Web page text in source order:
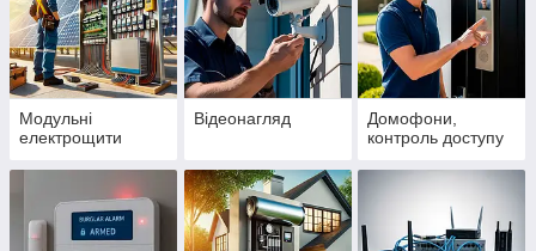
Модульні
електрощити
Відеонагляд
Домофони,
контроль доступу